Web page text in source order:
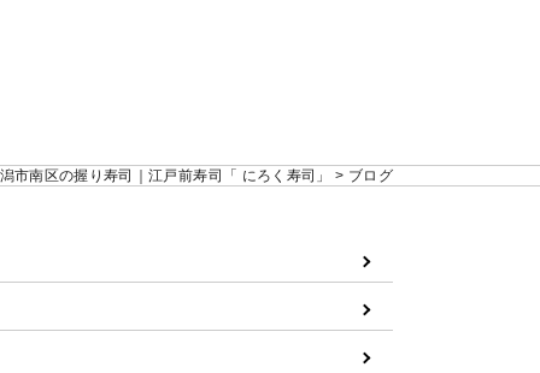
市南区の握り寿司｜江戸前寿司「 にろく寿司」 > ブログ